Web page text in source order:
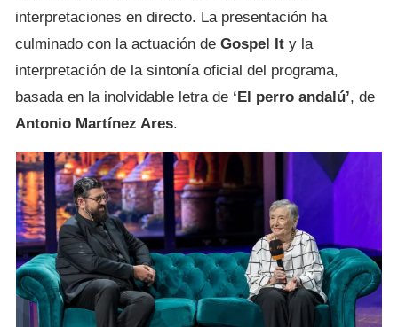
interpretaciones en directo. La presentación ha
culminado con la actuación de Gospel It y la
interpretación de la sintonía oficial del programa,
basada en la inolvidable letra de ‘El perro andalú’, de
Antonio Martínez Ares.